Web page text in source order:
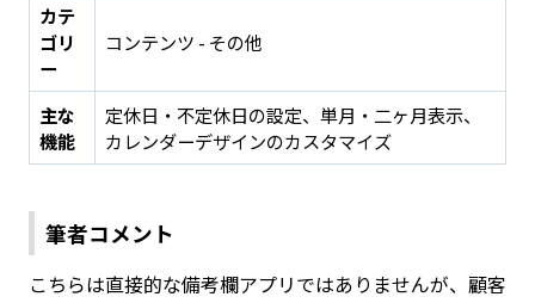
カテ
ゴリ
ー
コンテンツ - その他
主な
機能
定休日・不定休日の設定、単月・二ヶ月表示、
カレンダーデザインのカスタマイズ
筆者コメント
こちらは直接的な備考欄アプリではありませんが、顧客